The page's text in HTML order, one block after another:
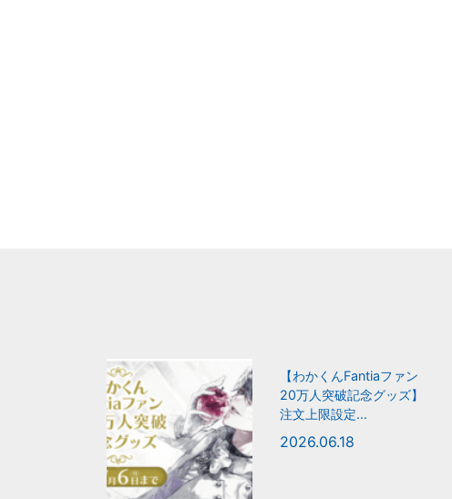
【わかくんFantiaファン
20万人突破記念グッズ】
注文上限設定...
2026.06.18